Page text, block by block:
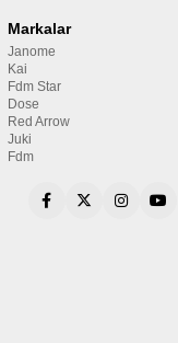
Markalar
Janome
Kai
Fdm Star
Dose
Red Arrow
Juki
Fdm